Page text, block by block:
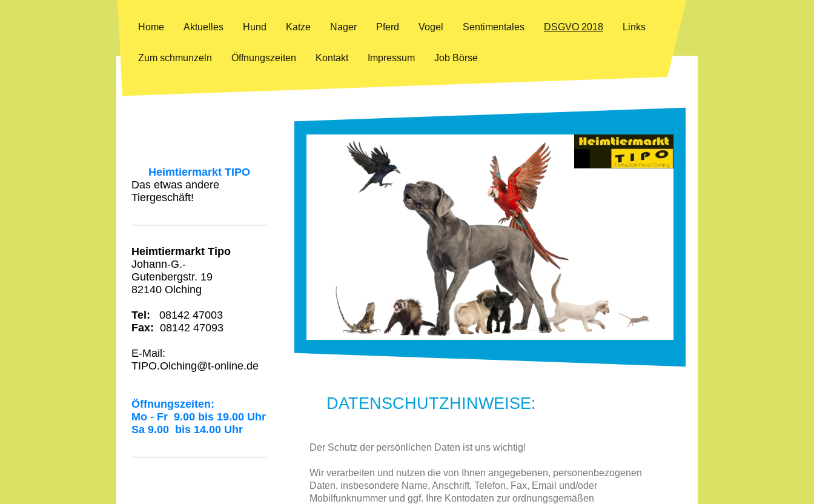
Home Aktuelles Hund Katze Nager Pferd Vogel Sentimentales DSGVO 2018 Links
Zum schmunzeln Öffnungszeiten Kontakt Impressum Job Börse
DATENSCHUTZHINWEISE:
Der Schutz der persönlichen Daten ist uns wichtig!
Wir verarbeiten und nutzen die von Ihnen angegebenen, personenbezogenen
Daten, insbesondere Name, Anschrift, Telefon, Fax, Email und/oder
Mobilfunknummer und ggf. Ihre Kontodaten zur ordnungsgemäßen
Heimtiermarkt TIPO
Das etwas andere
Tiergeschäft!
Heimtiermarkt Tipo
Johann-G.-
Gutenbergstr. 19
82140 Olching
Tel: 08142 47003
Fax: 08142 47093
E-Mail:
TIPO.Olching@t-online.de
Öffnungszeiten:
Mo - Fr 9.00 bis 19.00 Uhr
Sa 9.00 bis 14.00 Uhr